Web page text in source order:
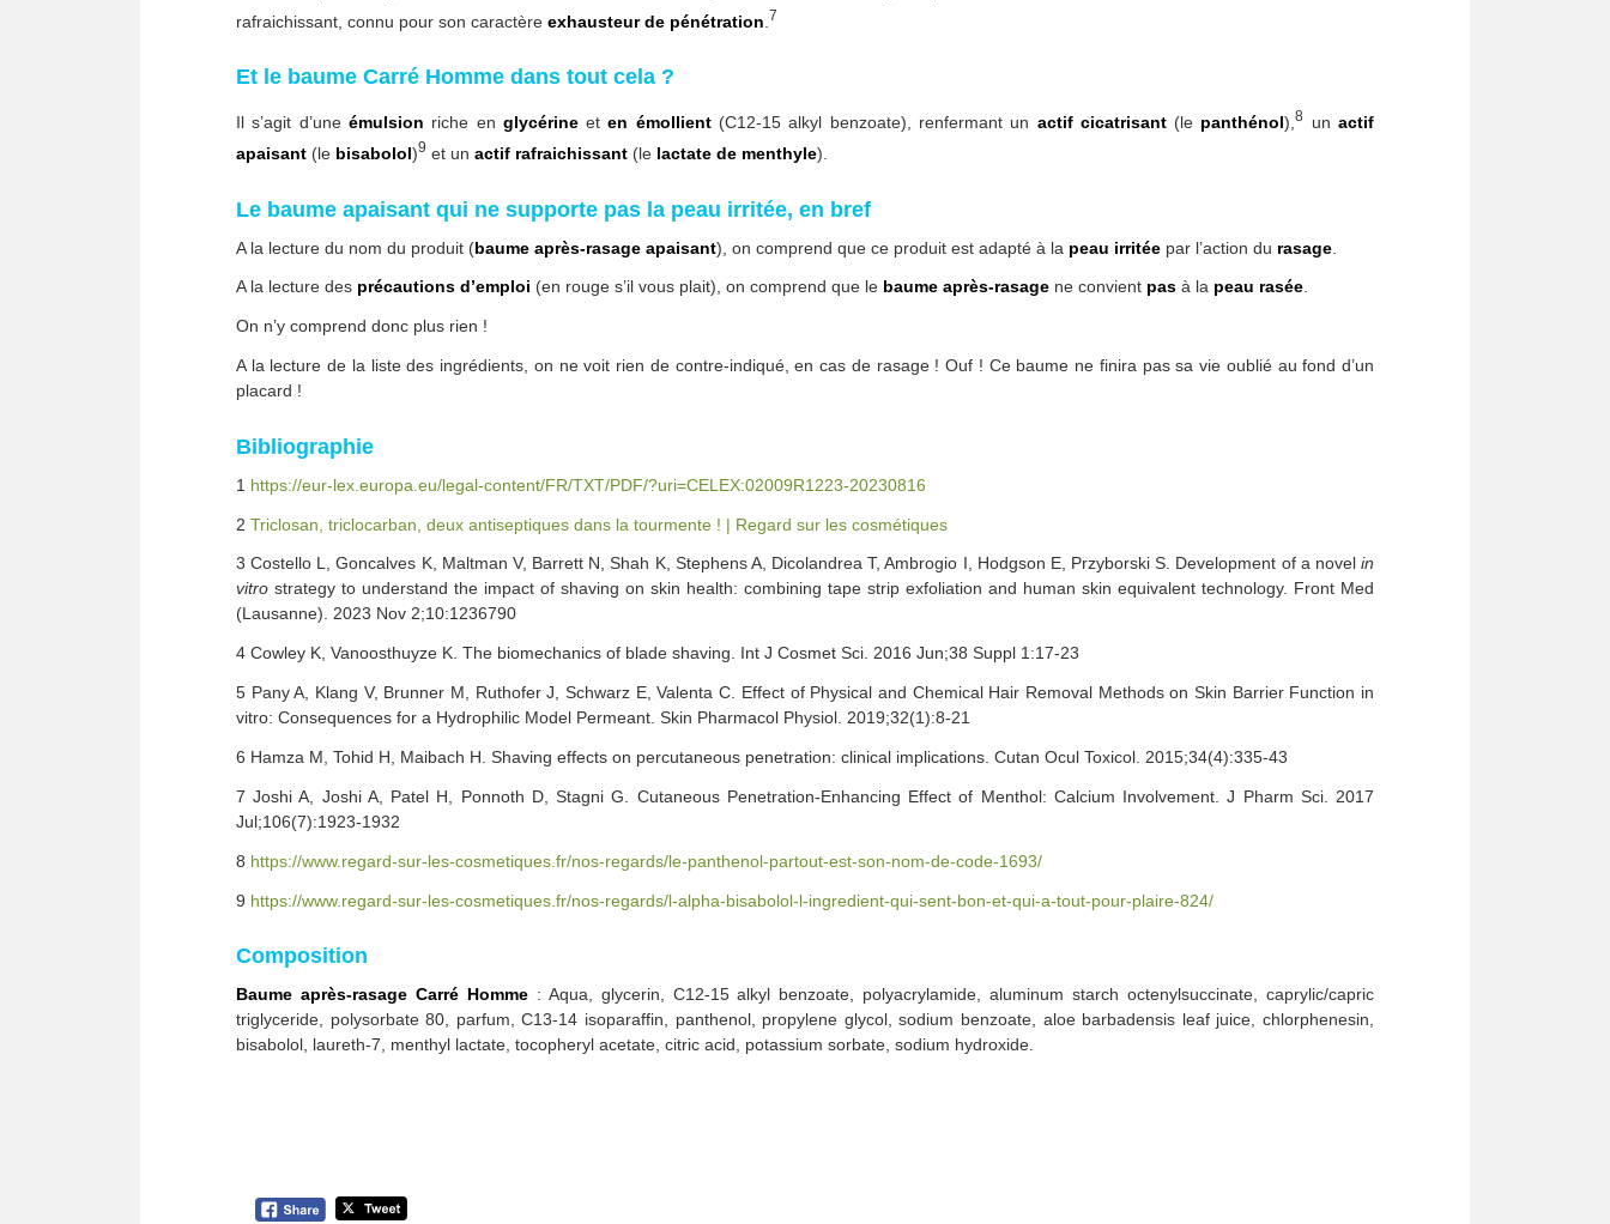
rafraichissant, connu pour son caractère exhausteur de pénétration 7
Et le baume Carré Homme dans tout cela ?
Il s’agit d’une émulsion riche en glycérineeten émollient(C12-15 alkyl benzoate), renfermant un actif cicatrisant(le panthénol),8 unactif
apaisant (le bisabolol)9 et un actif rafraichissant (le lactate de menthyle).
Le baume apaisant qui ne supporte pas la peau irritée, en bref
A la lecture du nom du produit (baume après-rasage apaisant), on comprend que ce produit est adapté à la peau irritée par l’action du rasage
A la lecture des précautions d’emploi (en rouge s’il vous plait), on comprend que le baume après-rasage ne convient pas à la peau rasée.
On n’y comprend donc plus rien !
A la lecture de la liste des ingrédients, on ne voit rien de contre-indiqué, en cas de rasage ! Ouf ! Ce baume ne finira pas sa vie oublié au fond d’un
placard !
Bibliographie
1 https://eur-lex.europa.eu/legal-content/FR/TXT/PDF/?uri=CELEX:02009R1223-20230816
2 Triclosan, triclocarban, deux antiseptiques dans la tourmente ! | Regard sur les cosmétiques
3 Costello L, Goncalves K, Maltman V, Barrett N, Shah K, Stephens A, Dicolandrea T, Ambrogio I, Hodgson E, Przyborski S. Development of a novel in
vitro strategy to understand the impact of shaving on skin health: combining tape strip exfoliation and human skin equivalent technology. Front Med
(Lausanne). 2023 Nov 2;10:1236790
4 Cowley K, Vanoosthuyze K. The biomechanics of blade shaving. Int J Cosmet Sci. 2016 Jun;38 Suppl 1:17-23
5 Pany A, Klang V, Brunner M, Ruthofer J, Schwarz E, Valenta C. Effect of Physical and Chemical Hair Removal Methods on Skin Barrier Function in
vitro: Consequences for a Hydrophilic Model Permeant. Skin Pharmacol Physiol. 2019;32(1):8-21
6 Hamza M, Tohid H, Maibach H. Shaving effects on percutaneous penetration: clinical implications. Cutan Ocul Toxicol. 2015;34(4):335-43
7 Joshi A, Joshi A, Patel H, Ponnoth D, Stagni G. Cutaneous Penetration-Enhancing Effect of Menthol: Calcium Involvement. J Pharm Sci. 2017
Jul;106(7):1923-1932
8 https://www.regard-sur-les-cosmetiques.fr/nos-regards/le-panthenol-partout-est-son-nom-de-code-1693/
9 https://www.regard-sur-les-cosmetiques.fr/nos-regards/l-alpha-bisabolol-l-ingredient-qui-sent-bon-et-qui-a-tout-pour-plaire-824/
Composition
Baume après-rasage Carré Homme: Aqua, glycerin, C12-15 alkyl benzoate, polyacrylamide, aluminum starch octenylsuccinate, caprylic/capric
triglyceride, polysorbate 80, parfum, C13-14 isoparaffin, panthenol, propylene glycol, sodium benzoate, aloe barbadensis leaf juice, chlorphenesin,
bisabolol, laureth-7, menthyl lactate, tocopheryl acetate, citric acid, potassium sorbate, sodium hydroxide.